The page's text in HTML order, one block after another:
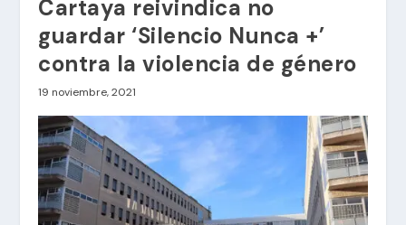
Cartaya reivindica no
guardar ‘Silencio Nunca +’
contra la violencia de género
19 noviembre, 2021